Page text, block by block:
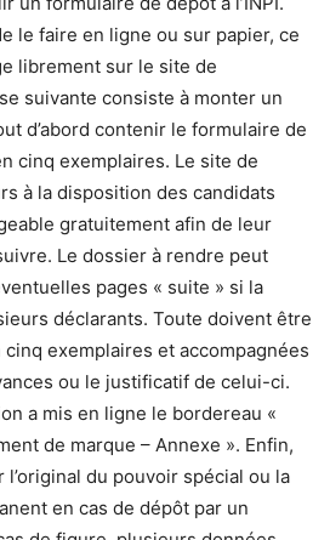
le faire en ligne ou sur papier, ce
librement sur le site de
suivante consiste à monter un
d’abord contenir le formulaire de
cinq exemplaires. Le site de
à la disposition des candidats
gratuitement afin de leur
Le dossier à rendre peut
pages « suite » si la
déclarants. Toute doivent être
exemplaires et accompagnées
ou le justificatif de celui-ci.
a mis en ligne le bordereau «
de marque – Annexe ». Enfin,
l’original du pouvoir spécial ou la
en cas de dépôt par un